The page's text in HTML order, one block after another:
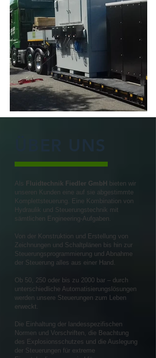
Als Fluidtechnik Fiedler GmbH
bieten wir
unseren Kunden eine auf sie abgestimmte
Komplettsteuerung. Eine Kombination von
Hydraulik und Steuerungstechnik mit
sämtlichen Engineering-Aufgaben.
Von der Konstruktion und Erstellung von
Zeichnungen und Schaltplänen bis hin zur
Steuerungsprogrammierung und Abnahme
der Steuerung alles aus einer Hand.
Ob 50, 250 oder bis zu 2000 bar – durch
unterschiedliche Automatisierungslösungen
werden unsere Steuerungen zum Leben
erweckt.
Die Einhaltung der landesspezifischen
Normen und Vorschriften, die Beachtung
des Explosionsschutzes und die Auslegung
der Steuerungen für extreme